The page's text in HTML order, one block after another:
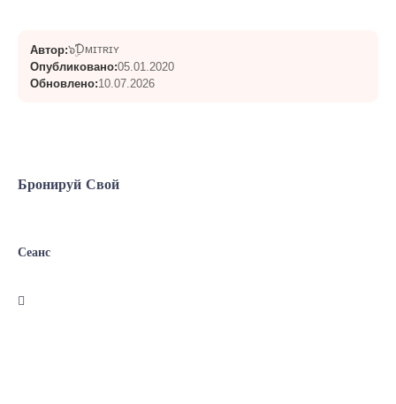
Автор:๖ۣۜƊᴍɪᴛʀɪʏ
Опубликовано:05.01.2020
Обновлено:10.07.2026
Бронируй Свой
Сеанс